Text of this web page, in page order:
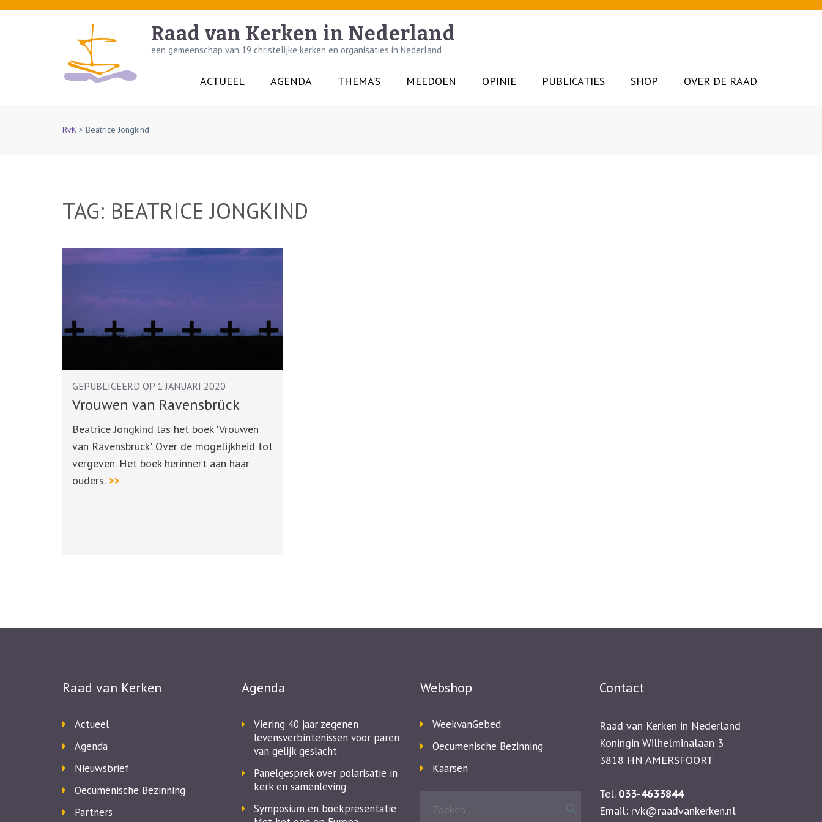
Skip
Raad van Kerken in Nederland
een gemeenschap van 19 christelijke kerken en organisaties in Nederland
ACTUEEL AGENDA THEMA’S MEEDOEN OPINIE PUBLICATIES SHOP OVER DE RAAD
RvK > Beatrice Jongkind
TAG: BEATRICE JONGKIND
GEPUBLICEERD OP 1 JANUARI 2020
Vrouwen van Ravensbrück
Beatrice Jongkind las het boek 'Vrouwen
van Ravensbrück'. Over de mogelijkheid tot
vergeven. Het boek herinnert aan haar
ouders. >>
Raad van Kerken
Actueel
Agenda
Nieuwsbrief
Oecumenische Bezinning
Partners
Agenda
Viering 40 jaar zegenen
levensverbintenissen voor paren
van gelijk geslacht
Panelgesprek over polarisatie in
kerk en samenleving
Symposium en boekpresentatie
Webshop
WeekvanGebed
Oecumenische Bezinning
Kaarsen
naar:
Contact
Raad van Kerken in Nederland
Koningin Wilhelminalaan 3
3818 HN AMERSFOORT
Tel. 033-4633844
Email: rvk@raadvankerken.nl